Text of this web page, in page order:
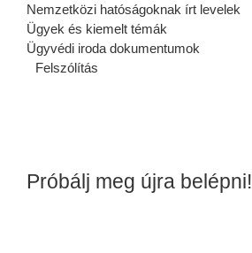
Próbálj meg újra belépni!
Nemzetközi hatóságoknak írt levelek
Ügyek és kiemelt témák
Ügyvédi iroda dokumentumok
Felszólítás